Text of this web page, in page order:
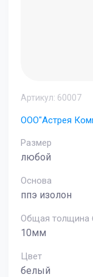
Артикул: 60007
ООО"Астрея
Размер
любой
Основа
ппэ изолон
Общая толщина
10мм
Цвет
белый